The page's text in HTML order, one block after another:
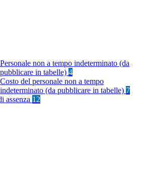
Personale non a tempo indeterminato (da
pubblicare in tabelle) 4
Costo del personale non a tempo
indeterminato (da pubblicare in tabelle) 7
assenza 12